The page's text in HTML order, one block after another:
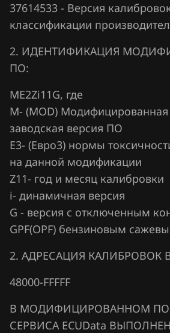
Geely
Genesis
GMC
Groz
Haima
Haval
Hawtai
Honda
Hongqi
Howo
Hummer
Infiniti
37614533 - Версия
классификации
2. ИДЕНТИФИКАЦИЯ
ПО:
ME2Zi11G, где
М- (MOD) Модифицированная
заводская версия ПО
Е3- (Евро3) нормы
на данной модификации
Z11- год и месяц калибровки
i- динамичная версия
G - версия с отключенным
GPF(OPF) бензиновым
2. АДРЕСАЦИЯ КАЛИБРОВОК
48000-FFFFF
В МОДИФИЦИРОВАННОМ ПО
СЕРВИСА ECUData